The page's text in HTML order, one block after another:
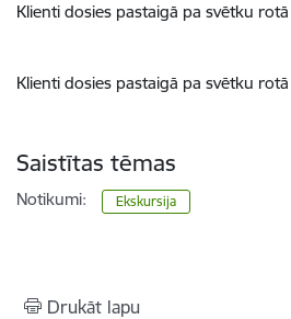
Klienti dosies pastaigā pa svētku
Klienti dosies pastaigā pa svētku
Saistītas tēmas
Notikumi: Ekskursija
Drukāt lapu